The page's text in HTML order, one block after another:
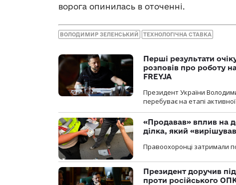
ворога опинилась в оточенні.
ВОЛОДИМИР ЗЕЛЕНСЬКИЙ ТЕХНОЛОГІЧНА СТАВКА
Перші результати
розповів про роботу
FREYJA
Президент України
перебуває на етапі активної
«Продавав» вплив на
ділка, який
Правоохоронці затримали
Президент доручив
проти російського